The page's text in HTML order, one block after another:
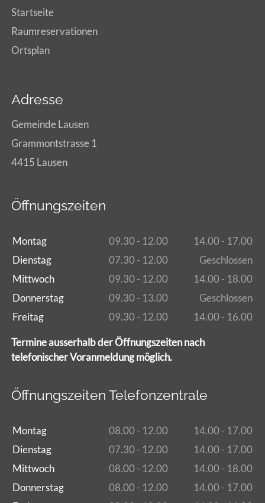
Startseite
Raumreservationen
Ortsplan
Adresse
Gemeinde Lausen
Grammontstrasse 1
4415 Lausen
Öffnungszeiten
Montag 09.30 - 12.00
14.00 - 17.00
Dienstag
07.30 - 12.00
Geschlossen
Mittwoch
09.30 - 12.00
14.00 - 18.00
Donnerstag
09.30 - 13.00
Geschlossen
Freitag
09.30 - 12.00 14.00 - 16.00
Termine ausserhalb der Öffnungszeiten nach
telefonischer Voranmeldung möglich.
Öffnungszeiten Telefonzentrale
Montag 08.00 - 12.00
14.00 - 17.00
Dienstag
07.30 - 12.00
14.00 - 17.00
Mittwoch
08.00 - 12.00
14.00 - 18.00
Donnerstag
08.00 - 12.00
14.00 - 17.00